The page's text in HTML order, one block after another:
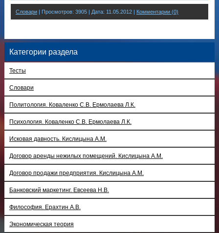
Словари| Просмотров: 3905 | Дата: 11.05.2012| Комментарии (0)
Категории раздела
Тесты
Словари
Политология. Коваленко С.В. Ермолаева Л.К.
Психология. Коваленко С.В. Ермолаева Л.К.
Исковая давность. Кислицына А.М.
Договор аренды нежилых помещений. Кислицына А.М.
Договор продажи предприятия. Кислицына А.М.
Банковский маркетинг. Евсеева Н.В.
Философия. Ерахтин А.В.
Экономическая теория